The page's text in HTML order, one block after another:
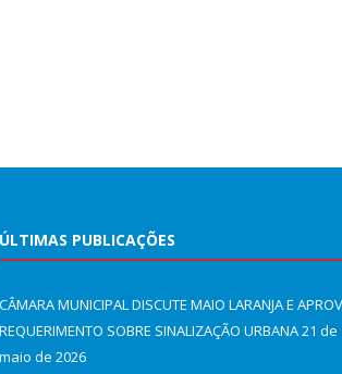
ÚLTIMAS PUBLICAÇÕES
CÂMARA MUNICIPAL DISCUTE MAIO LARANJA E
REQUERIMENTO SOBRE SINALIZAÇÃO URBANA21 de
maio de 2026